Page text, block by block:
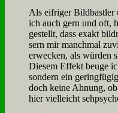
Als eif­ri­ger Bild­bast­ler
ich auch gern und oft,
ge­stellt, dass ex­akt
sern mir manch­mal
er­wecken, als wür­den
Die­sem Ef­fekt beu­ge
son­dern ein
doch kei­ne Ah­nung,
hier viel­leicht